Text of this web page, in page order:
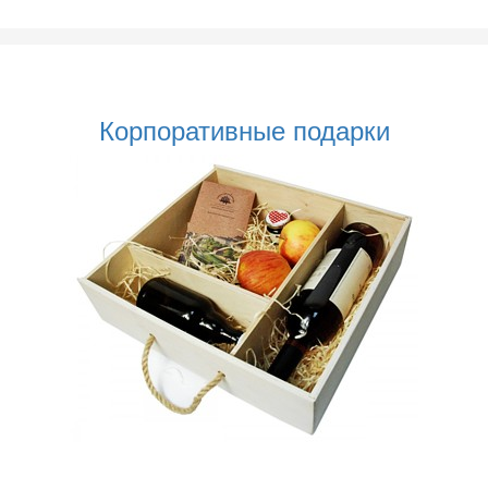
Корпоративные подарки